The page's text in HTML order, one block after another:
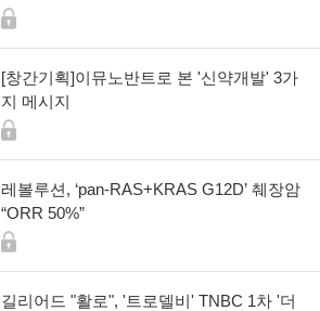
[창간기획]이뮤노반트로 본 '신약개발' 3가
지 메시지
레볼루션, ‘pan-RAS+KRAS G12D’ 췌장암
“ORR 50%”
길리어드 "활로", '트로델비' TNBC 1차 '더